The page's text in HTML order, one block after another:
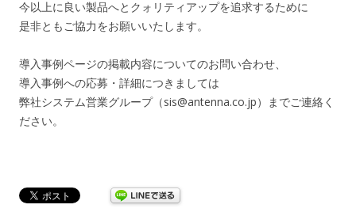
今以上に良い製品へとクォリティアップを追求するために
是非ともご協力をお願いいたします。
導入事例ページの掲載内容についてのお問い合わせ、
導入事例への応募・詳細につきましては
弊社システム営業グループ（sis@antenna.co.jp）までご連絡く
ださい。